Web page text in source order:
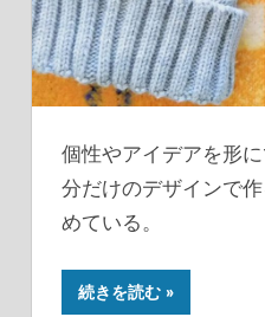
個性やアイデアを形
分だけのデザインで
めている。
続きを読む